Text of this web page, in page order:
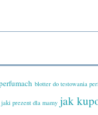
blotter do testowania
jaki prezent dla mamy jak